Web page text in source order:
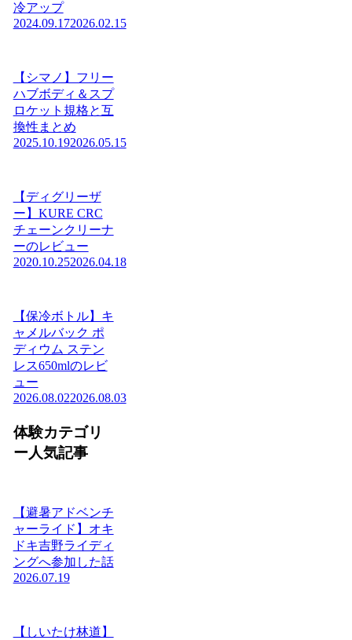
冷アップ
2024.09.172026.02.15
【シマノ】フリー
ハブボディ＆スプ
ロケット規格と互
換性まとめ
2025.10.192026.05.15
【ディグリーザ
ー】KURE CRC
チェーンクリーナ
ーのレビュー
2020.10.252026.04.18
【保冷ボトル】キ
ャメルバック ポ
ディウム ステン
レス650mlのレビ
ュー
2026.08.022026.08.03
体験カテゴリ
ー人気記事
【避暑アドベンチ
ャーライド】オキ
ドキ吉野ライディ
ングへ参加した話
2026.07.19
【しいたけ林道】